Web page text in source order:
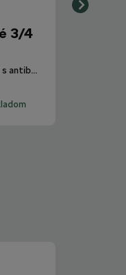
3/4
Z recyklovaných materiálov s antibakteriálnou vložkou, silikónovou gumou a reflexnými prvkami.